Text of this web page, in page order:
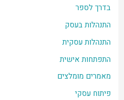
בדרך לספר
התנהלות בעסק
התנהלות עסקית
התפתחות אישית
מאמרים מומלצים
פיתוח עסקי